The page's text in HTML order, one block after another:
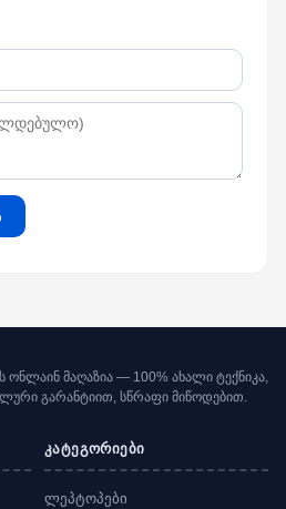
ონლაინ მაღაზია — 100% ახალი ტექნიკა,
გარანტიით, სწრაფი მიწოდებით.
კატეგორიები
ლეპტოპები